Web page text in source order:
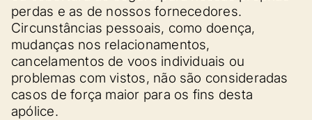
perdas e as de nossos fornecedores.
Circunstâncias pessoais, como doença,
mudanças nos relacionamentos,
cancelamentos de voos individuais ou
problemas com vistos, não são consideradas
casos de força maior para os fins desta
apólice.